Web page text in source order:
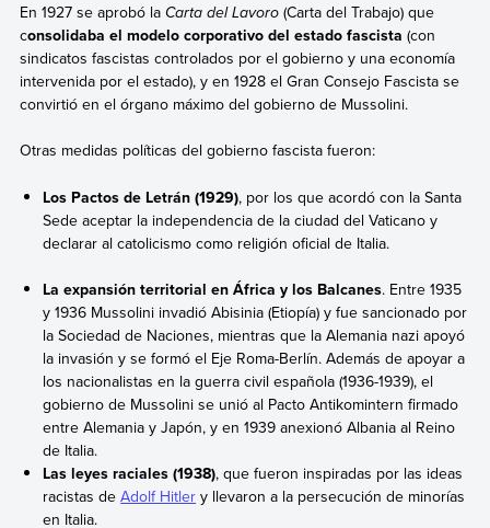
En 1927 se aprobó la Carta del Lavoro (Carta del Trabajo) que
consolidaba el modelo corporativo del estado fascista (con
sindicatos fascistas controlados por el gobierno y una economía
intervenida por el estado), y en 1928 el Gran Consejo Fascista se
convirtió en el órgano máximo del gobierno de Mussolini.
Otras medidas políticas del gobierno fascista fueron:
Los Pactos de Letrán (1929), por los que acordó con la Santa
Sede aceptar la independencia de la ciudad del Vaticano y
declarar al catolicismo como religión oficial de Italia.
La expansión territorial en África y los Balcanes. Entre 1935
y 1936 Mussolini invadió Abisinia (Etiopía) y fue sancionado por
la Sociedad de Naciones, mientras que la Alemania nazi apoyó
la invasión y se formó el Eje Roma-Berlín. Además de apoyar a
los nacionalistas en la guerra civil española (1936-1939), el
gobierno de Mussolini se unió al Pacto Antikomintern firmado
entre Alemania y Japón, y en 1939 anexionó Albania al Reino
de Italia.
Las leyes raciales (1938), que fueron inspiradas por las ideas
racistas deAdolf Hitler y llevaron a la persecución de minorías
en Italia.